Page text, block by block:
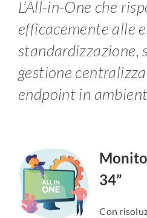
L’All-in-One che
efficacemente alle
standardizzazione,
gestione
endpoint in
34”
Con